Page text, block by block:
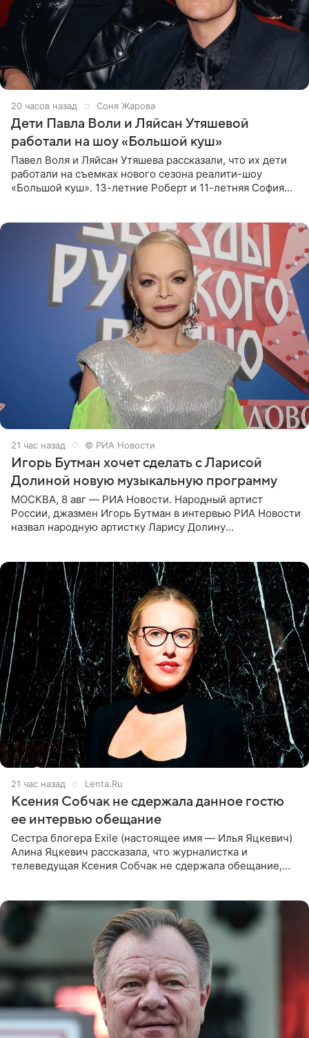
20 часов назад Соня Жарова
Дети Павла Воли и Ляйсан Утяшевой
работали на шоу «Большой куш»
Павел Воля и Ляйсан Утяшева рассказали, что их дети
работали на съемках нового сезона реалити-шоу
«Большой куш». 13-летние Роберт и 11-летняя София
21 час назад © РИА Новости
Игорь Бутман хочет сделать с Ларисой
Долиной новую музыкальную программу
МОСКВА, 8 авг — РИА Новости. Народный артист
России, джазмен Игорь Бутман в интервью РИА Новости
назвал народную артистку Ларису Долину
21 час назад Lenta.Ru
Ксения Собчак не сдержала данное гостю
ее интервью обещание
Сестра блогера Exile (настоящее имя — Илья Яцкевич)
Алина Яцкевич рассказала, что журналистка и
телеведущая Ксения Собчак не сдержала обещание,